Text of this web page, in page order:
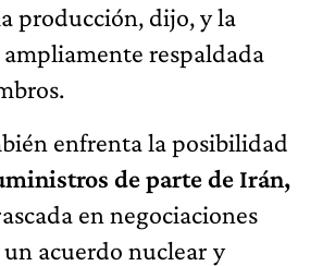
producción, dijo, y la
respaldada
enfrenta la posibilidad
de parte de Irán,
en negociaciones
acuerdo nuclear y